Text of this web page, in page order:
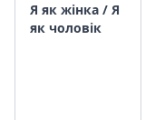
Я як жінка / Я
як чоловік